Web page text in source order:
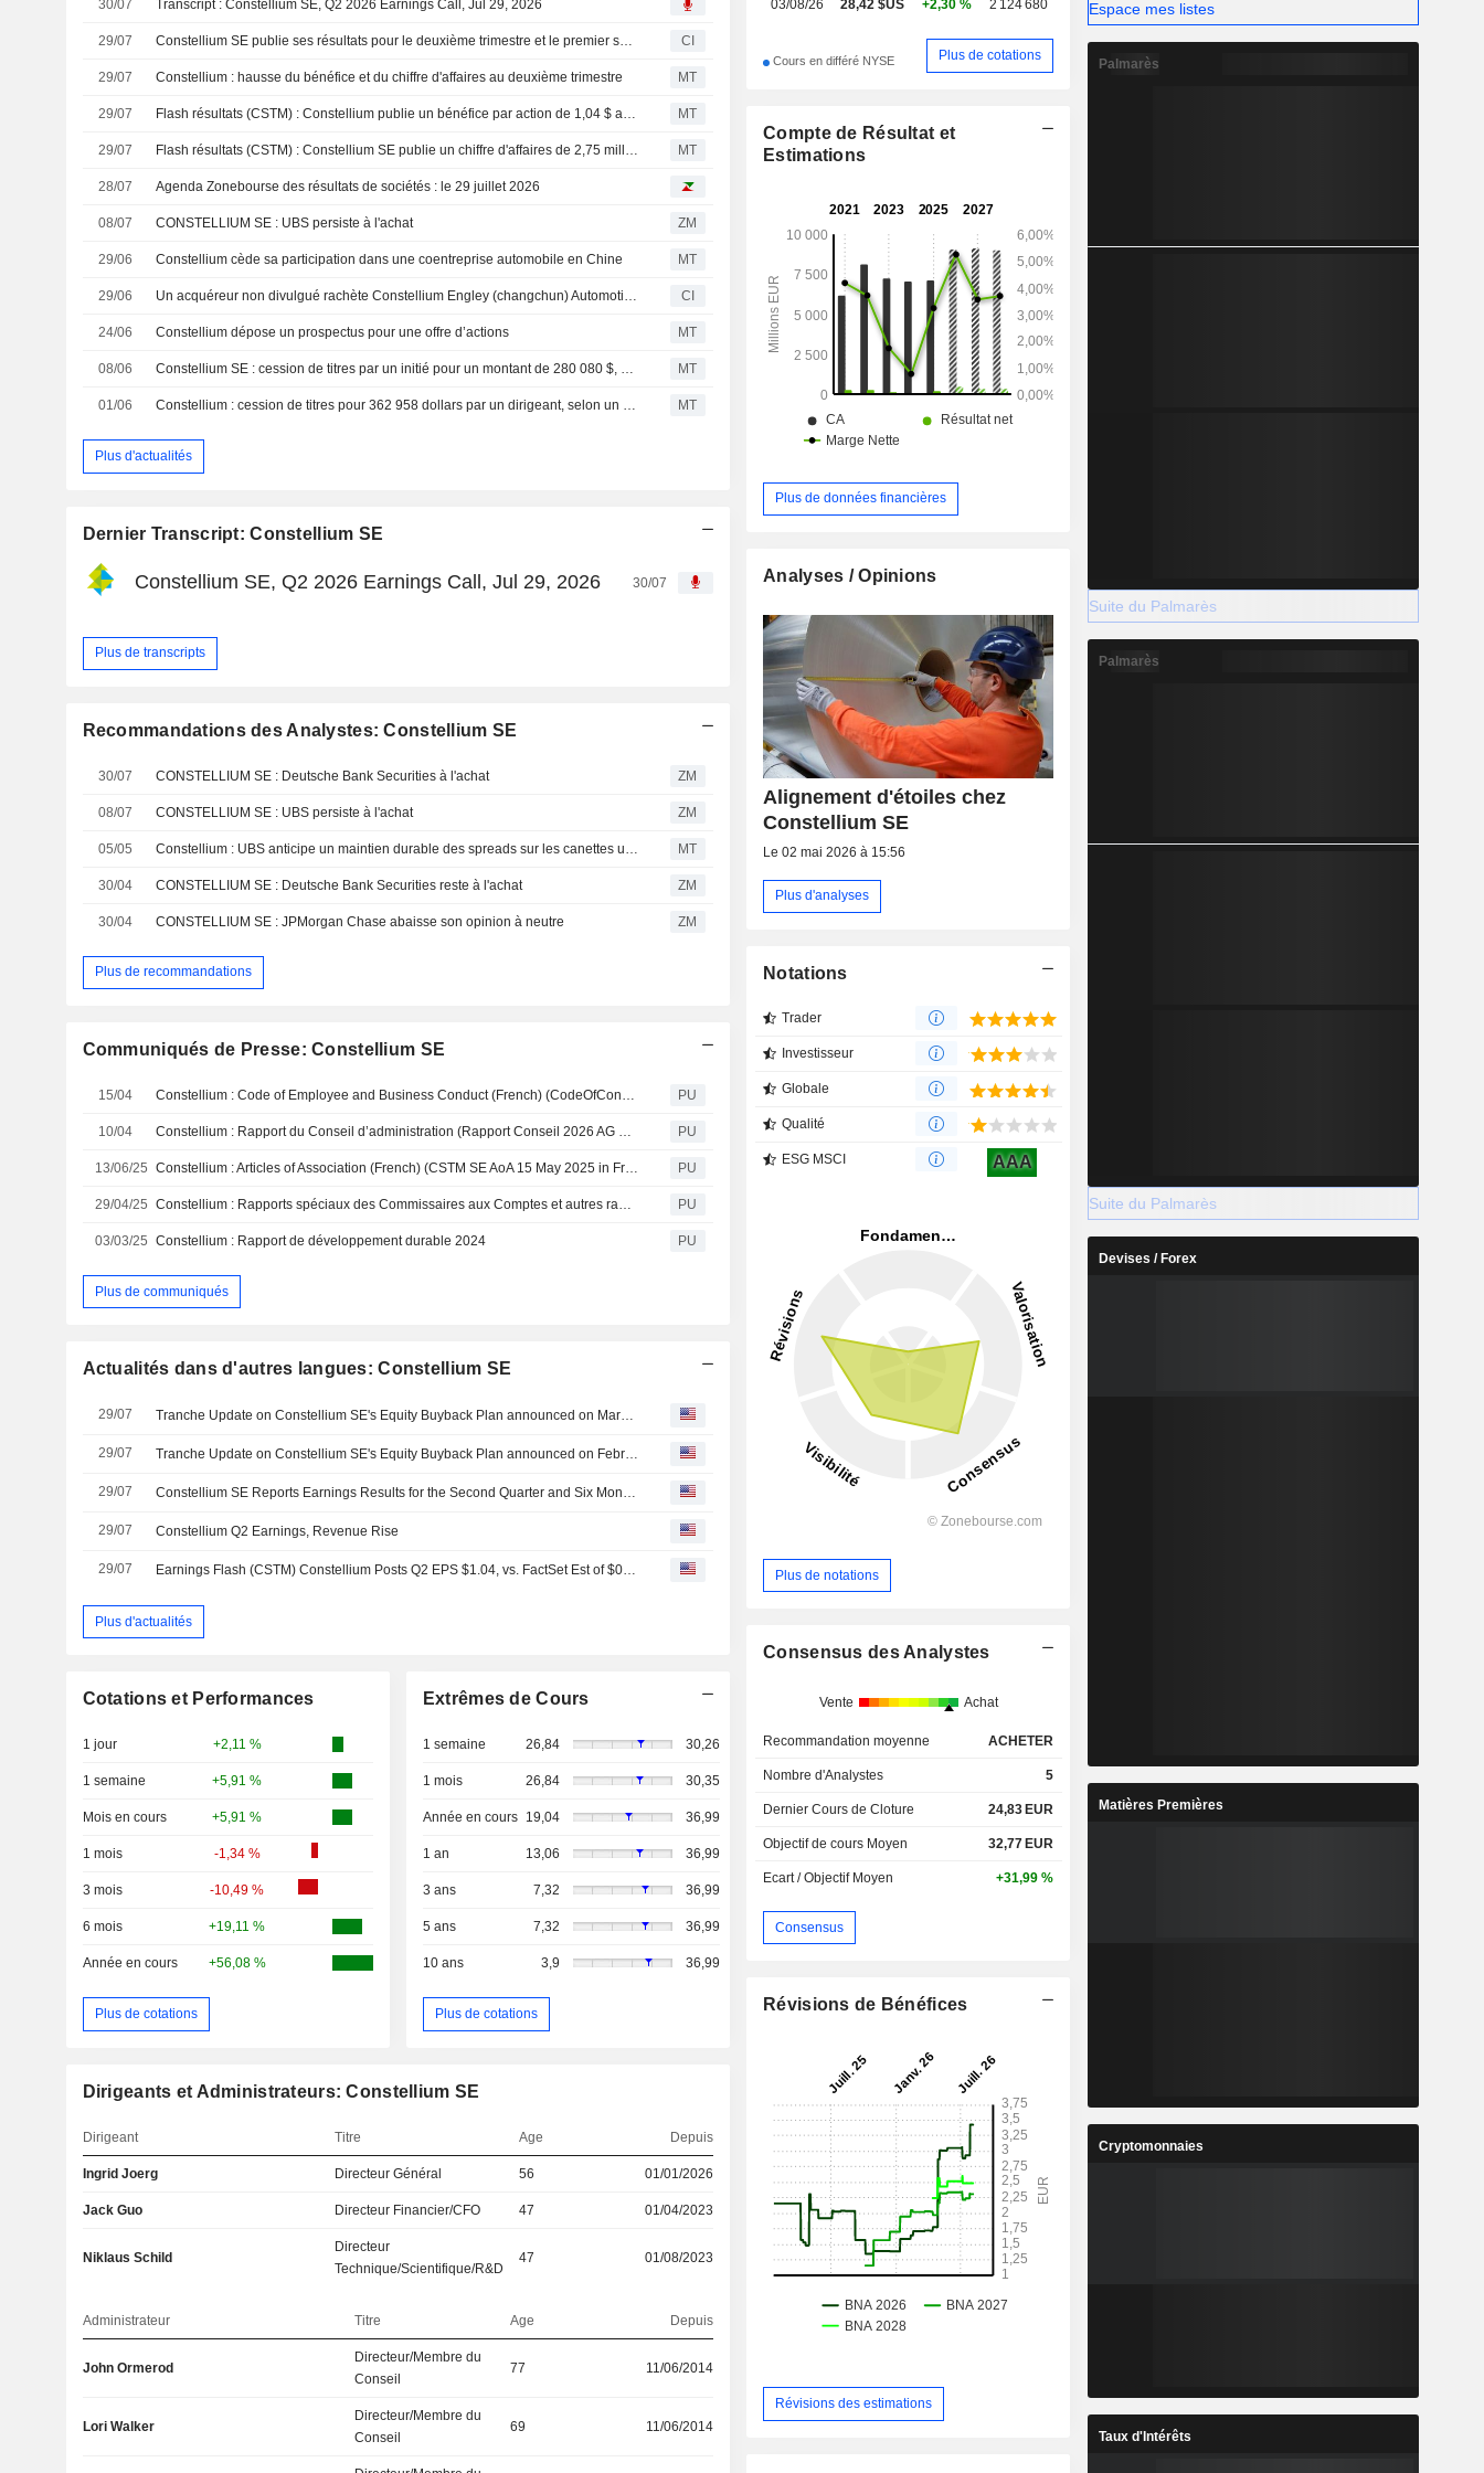
30/07 Transcript : Constellium SE, Q2 2026 Earnings Call, Jul 29, 2026
29/07 Constellium SE publie ses résultats pour le deuxième trimestre et le premier semestre clos le 30 juin 2026 CI
29/07 Constellium : hausse du bénéfice et du chiffre d'affaires au deuxième trimestre MT
29/07 Flash résultats (CSTM) : Constellium publie un bénéfice par action de 1,04 $ au deuxième trimestre, contre une estimation FactSet de 0,89 $ MT
29/07 Flash résultats (CSTM) : Constellium SE publie un chiffre d'affaires de 2,75 milliards de dollars au deuxième trimestre, contre 2,73 milliards de dollars attendus par le consensus FactSet MT
28/07 Agenda Zonebourse des résultats de sociétés : le 29 juillet 2026
08/07 CONSTELLIUM SE : UBS persiste à l'achat ZM
29/06 Constellium cède sa participation dans une coentreprise automobile en Chine MT
29/06 Un acquéreur non divulgué rachète Constellium Engley (changchun) Automotive Structures Co., Ltd. auprès de Changchun Engley Automobile Parts Co., Ltd. et Constellium SE (NYSE:CSTM). CI
24/06 Constellium dépose un prospectus pour une offre d’actions MT
08/06 Constellium SE : cession de titres par un initié pour un montant de 280 080 $, selon un document de la SEC MT
01/06 Constellium : cession de titres pour 362 958 dollars par un dirigeant, selon un document de la SEC MT
Plus d'actualités
Dernier Transcript: Constellium SE
Constellium SE, Q2 2026 Earnings Call, Jul 29, 2026 30/07
Plus de transcripts
Recommandations des Analystes: Constellium SE
30/07 CONSTELLIUM SE : Deutsche Bank Securities à l'achat ZM
08/07 CONSTELLIUM SE : UBS persiste à l'achat ZM
05/05 MT
30/04 CONSTELLIUM SE : Deutsche Bank Securities reste à l'achat ZM
30/04 CONSTELLIUM SE : JPMorgan Chase abaisse son opinion à neutre ZM
Plus de recommandations
Communiqués de Presse: Constellium SE
15/04 Constellium : Code of Employee and Business Conduct (French) (CodeOfConduct March 2026 FR z54ddh) PU
10/04 Constellium : Rapport du Conseil d’administration (Rapport Conseil 2026 AG qyfvvj) PU
13/06/25 Constellium : Articles of Association (French) (CSTM SE AoA 15 May 2025 in French i4gggi) PU
29/04/25 Constellium : Rapports spéciaux des Commissaires aux Comptes et autres rapports PU
03/03/25 Constellium : Rapport de développement durable 2024 PU
Plus de communiqués
Actualités dans d'autres langues: Constellium SE
29/07 Tranche Update on Constellium SE's Equity Buyback Plan announced on March 12, 2026.
29/07 Tranche Update on Constellium SE's Equity Buyback Plan announced on February 21, 2024.
29/07 Constellium SE Reports Earnings Results for the Second Quarter and Six Months Ended June 30, 2026
29/07 Constellium Q2 Earnings, Revenue Rise
29/07 Earnings Flash (CSTM) Constellium Posts Q2 EPS $1.04, vs. FactSet Est of $0.89
Plus d'actualités
Cotations et Performances
1 jour +2,11 %
1 semaine +5,91 %
Mois en cours +5,91 %
1 mois -1,34 %
3 mois -10,49 %
6 mois +19,11 %
Année en cours +56,08 %
Plus de cotations
Extrêmes de Cours
1 semaine 26,84 30,26
1 mois 26,84 30,35
Année en cours 19,04 36,99
1 an 13,06 36,99
3 ans 7,32 36,99
5 ans 7,32 36,99
10 ans 3,9 36,99
Plus de cotations
Dirigeants et Administrateurs: Constellium SE
Dirigeant Titre Age Depuis
Ingrid Joerg Directeur Général 56 01/01/2026
Jack Guo Directeur Financier/CFO 47 01/04/2023
Niklaus Schild
Directeur
Technique/Scientifique/R&D
47 01/08/2023
Administrateur Titre Age Depuis
John Ormerod
Directeur/Membre du
Conseil
77 11/06/2014
Lori Walker
Directeur/Membre du
Conseil
69 11/06/2014
03/08/26 28,42 $US +2,30 % 2 124 680
Cours en différé NYSE Plus de cotations
Compte de Résultat et
Estimations
Plus de données financières
Analyses / Opinions
Alignement d'étoiles chez
Constellium SE
Le 02 mai 2026 à 15:56
Plus d'analyses
Notations
Trader
Investisseur
Globale
Qualité
ESG MSCI AAA
Plus de notations
Consensus des Analystes
Vente Achat
Recommandation moyenne ACHETER
Nombre d'Analystes 5
Dernier Cours de Cloture 24,83 EUR
Objectif de cours Moyen 32,77 EUR
Ecart / Objectif Moyen +31,99 %
Consensus
Révisions de Bénéfices
Révisions des estimations
Espace mes listes
Palmarès
Suite du Palmarès
Palmarès
Suite du Palmarès
Devises / Forex
Matières Premières
Cryptomonnaies
Taux d'Intérêts